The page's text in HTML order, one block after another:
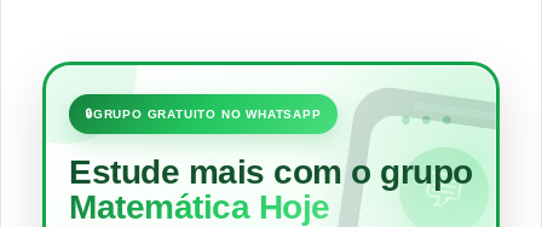
•••
🔒GRUPO GRATUITO NO WHATSAPP
Estude mais com o grupo
Matemática Hoje
💬